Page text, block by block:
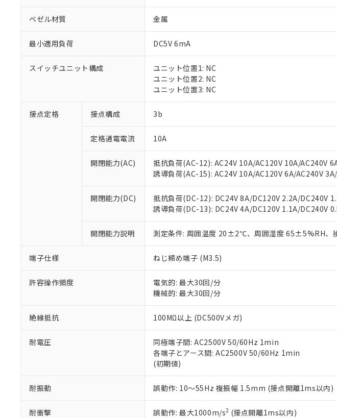
ベゼル材質 金属
最小適用負荷 DC5V 6mA
スイッチユニット構成
ユニット位置1: NC
ユニット位置2: NC
ユニット位置3: NC
接点定格 接点構成 3b
定格通電電流 10A
開閉能力(AC)
抵抗負荷(AC-12): AC24V 10A/AC120V 10A/AC240V
誘導負荷(AC-15): AC24V 10A/AC120V 6A/AC240V
開閉能力(DC)
抵抗負荷(DC-12): DC24V 8A/DC120V 2.2A/DC240V
誘導負荷(DC-13): DC24V 4A/DC120V 1.1A/DC240V
開閉能力説明 測定条件: 周囲温度 20±2℃、周囲湿度 65±5%RH、
端子仕様 ねじ締め端子 (M3.5)
許容操作頻度
電気的: 最大30回/分
機械的: 最大30回/分
絶縁抵抗 100MΩ以上 (DC500Vメガ)
耐電圧
同極端子間: AC2500V 50/60Hz 1min
各端子とアース間: AC2500V 50/60Hz 1min
(初期値)
耐振動 誤動作: 10～55Hz 複振幅 1.5mm (接点開離1ms以内)
耐衝撃 誤動作: 最大1000m/s2 (接点開離1ms以内)
ご利用条件
以下の条件をお読みいただき、同意のうえご利用
本サービスは、当社制御機器事業取扱商品の
くものです。
当社制御機器事業取扱商品の中には、本サー
在庫状況および標準価格照会結果は、記載し
い。
正式な納期状況および標準価格はお客様のお
当社販売員にご相談ください。
オムロン制御機器販売店や当社販売拠点は「
在庫状況および標準価格結果を当社の事前の
す。
ている必要があります。
お客様が当ウェブサイト上で当社にご登録さ
さい。
※当社の共同利用者とは、"個人情報の共同利
※1 対応状況
対応済み：EU RoHS指令（10物質）の非含有に
非該当品：ライセンス料など無形物で、有害物質有
仕入先様の事情により、非含有部品としていたも
があります。
*EU RoHS指令（10物質）：
六価クロム(Cr(Ⅵ)) 1000ppm以下、ポリ臭化ビフェニル類(PBB)
フタル酸ビス(2-エチルヘキシル) (DEHP)(別名：DOP) 1000ppm
ル（DBP） 1000ppm以下、フタル酸ジイソブチル (DIBP)
但し、RoHS指令で産業用監視および制御機器に対する適用除外
フタル酸エステル類の４物質については閾値を超える意図的な使
※2 対応予定月
部品在庫の切り替え状況などにより、予定月が前後
※3 非含有証明書ダウンロード
下記の非含有証明書をダウンロードすることができ
EU RoHS指令（10物質）の非含有証明書
51物質の非含有証明書（当社基準）
※本証明書は発行日時点で非含有を証明するもので
また、RoHS指令のフタル酸エステル類４物質の
混在することから備考欄に対応日を記載しておりま
※1 中国RoHS○×表
「○」：最大均質材料含有率が中国RoHSの基準値
「×」：最大均質材料含有率が中国RoHSの基準値
*中国RoHS10物質の基準値 (GB/T26572)：
Pb(鉛) :1000ppm、 Hg(水銀) : 1000ppm、 Cd(カドミウム) :
Cr(Ⅵ)(六価クロム) : 1000ppm、 PBBs(ポリ臭化ビフェニル類) :
DBP(フタル酸ジブチル) : 1000ppm、 DIBP(フタル酸ジイソブチ
DEHP(フタル酸ビス(2-エチルヘキシル)) : 1000ppm
※2 環境保護使用期限
「ｅ」：有害物質（10物質）のすべてが基準値以下
「10」：通常の使用状況下において有害物質が外
味します。
当社は、これら貴社製品のうち、外国為替お
う）を輸出または国外への提供する場合は、
などの必要な手続きをとります。
ます。
当社は貴社製品を、核兵器、ミサイル、化学
当社は、貴社製品を第三者に販売する場合は
また当社は、販売先および販売に係わる関係
たしません。
記
号
説明
○ 一定数以上の在庫あり
△ 一定数には満たないが在庫あり
－
在庫なし(最新の在庫状況については、
機器販売店・当社販売員にご確認ください)
空
白
受注生産機種、また在庫状況の情報を公